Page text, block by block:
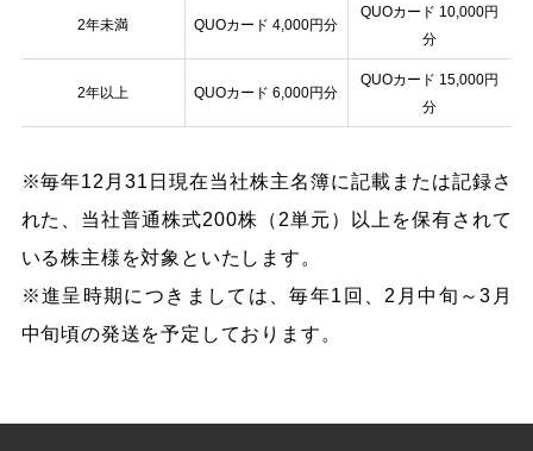
2年未満 QUOカード 4,000円分
QUOカード 10,000円
分
2年以上 QUOカード 6,000円分
QUOカード 15,000円
分
※毎年12月31日現在当社株主名簿に記載または記録さ
れた、当社普通株式200株（2単元）以上を保有されて
いる株主様を対象といたします。
※進呈時期につきましては、毎年1回、2月中旬～3月
中旬頃の発送を予定しております。